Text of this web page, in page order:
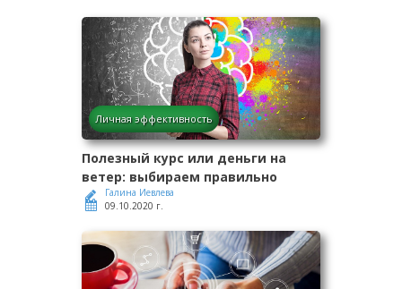
Личная эффективность
Полезный курс или деньги на
ветер: выбираем правильно
Галина Иевлева
09.10.2020 г.